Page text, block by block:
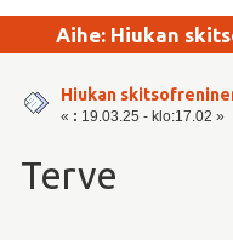
Aihe: Hiukan
Hiukan
« : 19.03.25 - klo:17.02 »
Terve